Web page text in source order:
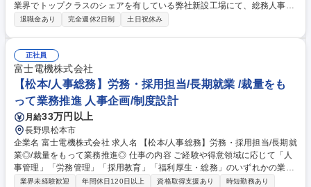
業界でトップクラスのシェアを有している弊社新設工場にて、総務人事課
長候補として労務、総務業務をお任せいたします。工場には多くの従業員
ただく想定です。 【具体的には】 ■工場の正社員・パート従業員等の採
用、雇用契約管理、労務管理 ■工場の設備管理 ■総務対応（健康診断対
応、予防接種管理、年末調整対応、マニュアルの整備他） 募集職種 【札
幌/総務人事】課長候補/リネンサプライ企業国内最大手/新工場設立/業績◎
退職金あり 完全週休2日制 土日祝休み
正社員
富士電機株式会社
【松本/人事総務】労務・採用担当/長期就業 /裁量をも
って業務推進 人事企画/制度設計
月給33万円以上
長野県松本市
企業名 富士電機株式会社 求人名 【松本/人事総務】労務・採用担当/長期就
業◎/裁量をもって業務推進◎ 仕事の内容 ご経験や得意領域に応じて「人
事管理」「労務管理」「採用教育」「福利厚生・総務」のいずれかの業務
をお任せします。現場マネジメント層と連携し、組織の成長を支える役割
業界未経験歓迎 年間休日120日以上 資格取得支援あり
時短勤務あり